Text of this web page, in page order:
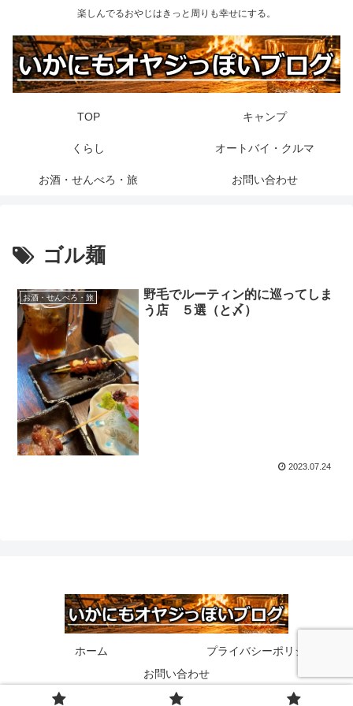
楽しんでるおやじはきっと周りも幸せにする。
TOP キャンプ
くらし オートバイ・クルマ
お酒・せんべろ・旅 お問い合わせ
ゴル麺
お酒・せんべろ・旅
野毛でルーティン的に巡ってしま
う店 ５選（と〆）
2023.07.24
ホーム
プライバシーポリシー
お問い合わせ
© 2020 いかにもオヤジっぽいブログ.